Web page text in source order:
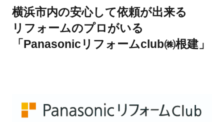
横浜市内の安心して依頼が出来る
リフォームのプロがいる
「Panasonicリフォームclub㈱根建」